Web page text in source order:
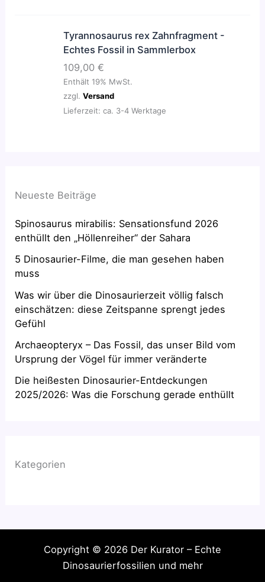
,
9
.
i
s
w
a
r
:
:
4
0
Tyrannosaurus rex Zahnfragment -
Echtes Fossil in Sammlerbox
109,00€
Enthält 19% MwSt.
zzgl.Versand
Lieferzeit: ca. 3-4 Werktage
Neueste Beiträge
Spinosaurus mirabilis: Sensationsfund 2026
enthüllt den „Höllenreiher“ der Sahara
5 Dinosaurier-Filme, die man gesehen haben
muss
Was wir über die Dinosaurierzeit völlig falsch
einschätzen: diese Zeitspanne sprengt jedes
Gefühl
Archaeopteryx – Das Fossil, das unser Bild vom
Ursprung der Vögel für immer veränderte
Die heißesten Dinosaurier-Entdeckungen
2025/2026: Was die Forschung gerade enthüllt
Kategorien
Copyright © 2026 Der Kurator – Echte
Dinosaurierfossilien und mehr